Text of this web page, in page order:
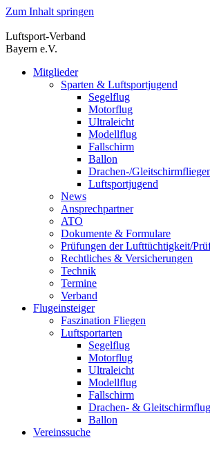
Zum Inhalt springen
Luftsport-Verband
Bayern e.V.
Mitglieder
Sparten & Luftsportjugend
Segelflug
Motorflug
Ultraleicht
Modellflug
Fallschirm
Ballon
Drachen-/
Luftsportjugend
News
Ansprechpartner
ATO
Dokumente & Formulare
Prüfungen der Lufttüchtigkeit/
Rechtliches & Versicherungen
Technik
Termine
Verband
Flugeinsteiger
Faszination Fliegen
Luftsportarten
Segelflug
Motorflug
Ultraleicht
Modellflug
Fallschirm
Drachen- & Gleitschirmflug
Ballon
Vereinssuche